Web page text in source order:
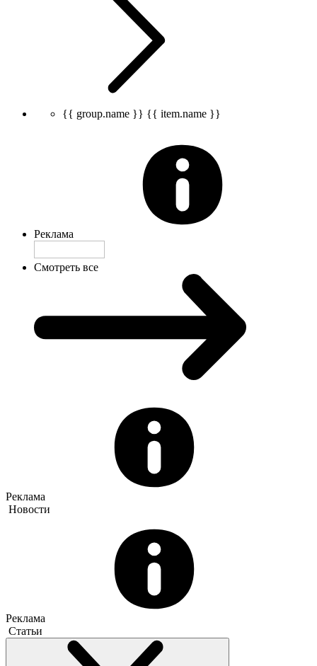
{{ group.name }} {{ item.name }}
Реклама
Смотреть все
Реклама
Новости
Реклама
Статьи